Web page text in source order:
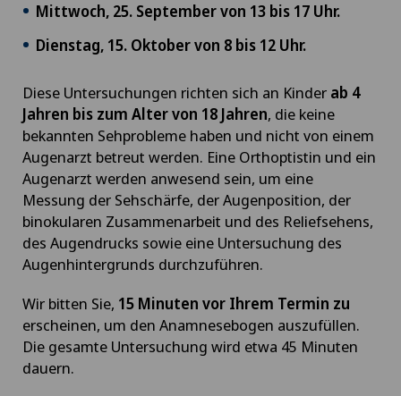
Mittwoch, 25. September von 13 bis 17 Uhr.
Dienstag, 15. Oktober von 8 bis 12 Uhr.
Diese Untersuchungen richten sich an Kinder ab 4
Jahren bis zum Alter von 18 Jahren, die keine
bekannten Sehprobleme haben und nicht von einem
Augenarzt betreut werden. Eine Orthoptistin und ein
Augenarzt werden anwesend sein, um eine
Messung der Sehschärfe, der Augenposition, der
binokularen Zusammenarbeit und des Reliefsehens,
des Augendrucks sowie eine Untersuchung des
Augenhintergrunds durchzuführen.
Wir bitten Sie, 15 Minuten vor Ihrem Termin zu
erscheinen, um den Anamnesebogen auszufüllen.
Die gesamte Untersuchung wird etwa 45 Minuten
dauern.